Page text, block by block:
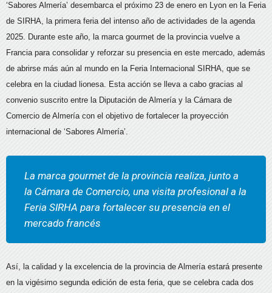
‘Sabores Almería’ desembarca el próximo 23 de enero en Lyon en la Feria
de SIRHA, la primera feria del intenso año de actividades de la agenda
2025. Durante este año, la marca gourmet de la provincia vuelve a
Francia para consolidar y reforzar su presencia en este mercado, además
de abrirse más aún al mundo en la Feria Internacional SIRHA, que se
celebra en la ciudad lionesa. Esta acción se lleva a cabo gracias al
convenio suscrito entre la Diputación de Almería y la Cámara de
Comercio de Almería con el objetivo de fortalecer la proyección
internacional de ‘Sabores Almería’.
La marca gourmet de la provincia realiza, junto a
la Cámara de Comercio, una visita profesional a la
Feria SIRHA para fortalecer su presencia en el
mercado francés
Así, la calidad y la excelencia de la provincia de Almería estará presente
en la vigésimo segunda edición de esta feria, que se celebra cada dos